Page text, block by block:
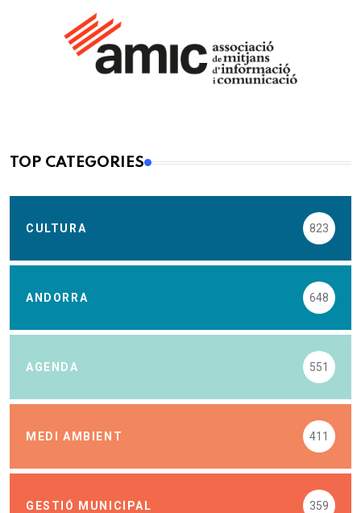
TOP CATEGORIES
CULTURA 823
ANDORRA 648
AGENDA 551
MEDI AMBIENT 411
GESTIÓ MUNICIPAL 359